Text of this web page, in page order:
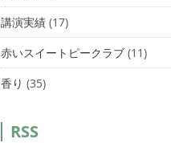
講演実績 (17)
赤いスイートピークラブ (11)
香り (35)
RSS